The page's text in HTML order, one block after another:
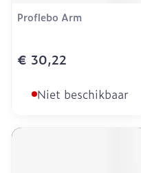
Proflebo Arm
€ 30,22
Niet beschikbaar